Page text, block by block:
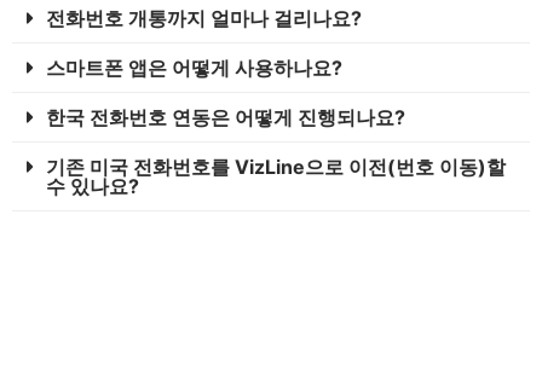
전화번호 개통까지 얼마나 걸리나요?
스마트폰 앱은 어떻게 사용하나요?
한국 전화번호 연동은 어떻게 진행되나요?
기존 미국 전화번호를 VizLine으로 이전(번호 이동)할
수 있나요?